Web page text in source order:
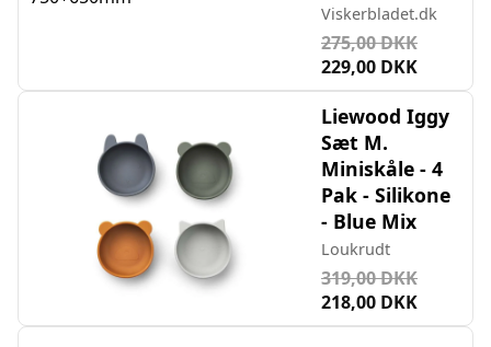
Viskerbladet.dk
275,00 DKK
229,00 DKK
Liewood Iggy
Sæt M.
Miniskåle - 4
Pak - Silikone
- Blue Mix
Loukrudt
319,00 DKK
218,00 DKK